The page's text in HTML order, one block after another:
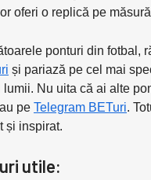
oferi o replică pe
ponturi din fotbal,
și pariază pe cel mai
Nu uita că ai alte
pe Telegram BETuri.
și inspirat.
utile: